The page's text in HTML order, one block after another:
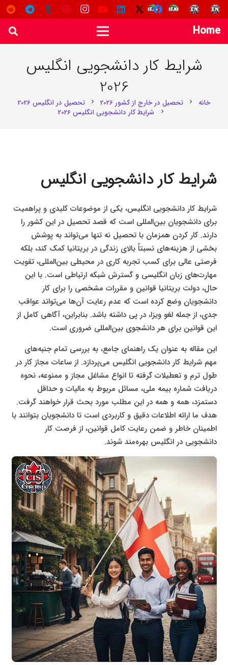
Home
شرایط کار دانشجویی انگلیس
2026
خانه chevron_right تحصیل در خارج از کشور 2026 chevron_right تحصیل در انگلیس 2026
chevron_right شرایط کار دانشجویی انگلیس 2026
شرایط کار دانشجویی انگلیس
شرایط کار دانشجویی انگلیس، یکی از موضوعات کلیدی و پراهمیت
برای دانشجویان بین‌المللی است که قصد تحصیل در این کشور را
دارند. کار کردن همزمان با تحصیل نه تنها می‌تواند به پوشش
بخشی از هزینه‌های نسبتاً بالای زندگی در بریتانیا کمک کند، بلکه
فرصتی عالی برای کسب تجربه کاری در محیطی بین‌المللی، تقویت
مهارت‌های زبان انگلیسی و گسترش شبکه ارتباطی است. با این
حال، دولت بریتانیا قوانین و مقررات مشخصی را برای کار
دانشجویان وضع کرده است که عدم رعایت آن‌ها می‌تواند عواقب
جدی، از جمله لغو ویزا، در پی داشته باشد. بنابراین، آگاهی کامل از
این قوانین برای هر دانشجوی بین‌المللی ضروری است.
این مقاله به عنوان یک راهنمای جامع، به بررسی تمام جنبه‌های
مهم شرایط کار دانشجویی انگلیس می‌پردازد. از ساعات مجاز کار در
طول ترم و تعطیلات گرفته تا انواع مشاغل مجاز و ممنوعه، نحوه
دریافت شماره بیمه ملی، مسائل مربوط به مالیات و حداقل
دستمزد، همه و همه در این مطلب مورد بحث قرار خواهند گرفت.
هدف ما ارائه اطلاعات دقیق و کاربردی است تا دانشجویان بتوانند با
اطمینان خاطر و ضمن رعایت کامل قوانین، از فرصت کار
دانشجویی در انگلیس بهره‌مند شوند.